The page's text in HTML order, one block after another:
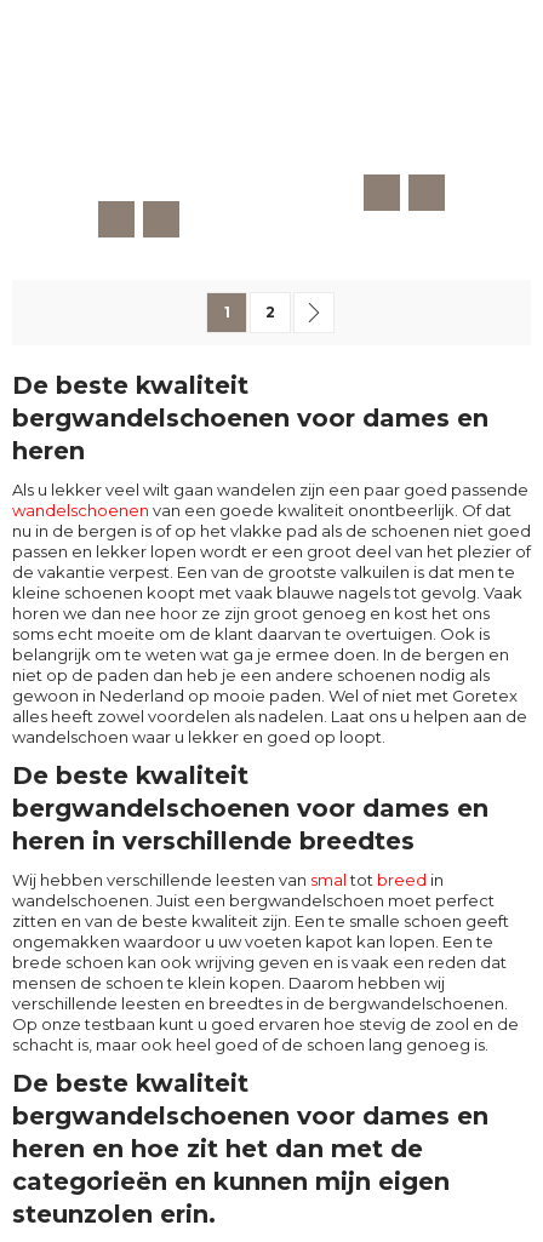
U lees momenteel pagina
1 Pagina
2
De beste kwaliteit
bergwandelschoenen voor dames en
heren
Als u lekker veel wilt gaan wandelen zijn een paar goed passende
wandelschoenen van een goede kwaliteit onontbeerlijk. Of dat
nu in de bergen is of op het vlakke pad als de schoenen niet goed
passen en lekker lopen wordt er een groot deel van het plezier of
de vakantie verpest. Een van de grootste valkuilen is dat men te
kleine schoenen koopt met vaak blauwe nagels tot gevolg. Vaak
horen we dan nee hoor ze zijn groot genoeg en kost het ons
soms echt moeite om de klant daarvan te overtuigen. Ook is
belangrijk om te weten wat ga je ermee doen. In de bergen en
niet op de paden dan heb je een andere schoenen nodig als
gewoon in Nederland op mooie paden. Wel of niet met Goretex
alles heeft zowel voordelen als nadelen. Laat ons u helpen aan de
wandelschoen waar u lekker en goed op loopt.
De beste kwaliteit
bergwandelschoenen voor dames en
heren in verschillende breedtes
Wij hebben verschillende leesten van smaltot breed in
wandelschoenen. Juist een bergwandelschoen moet perfect
zitten en van de beste kwaliteit zijn. Een te smalle schoen geeft
ongemakken waardoor u uw voeten kapot kan lopen. Een te
brede schoen kan ook wrijving geven en is vaak een reden dat
mensen de schoen te klein kopen. Daarom hebben wij
verschillende leesten en breedtes in de bergwandelschoenen.
Op onze testbaan kunt u goed ervaren hoe stevig de zool en de
schacht is, maar ook heel goed of de schoen lang genoeg is.
De beste kwaliteit
bergwandelschoenen voor dames en
heren en hoe zit het dan met de
categorieën en kunnen mijn eigen
steunzolen erin.